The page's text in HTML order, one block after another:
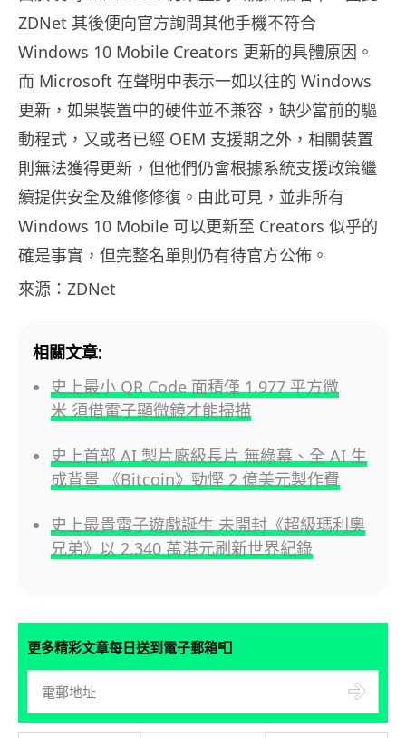
ZDNet 其後便向官方詢問其他手機不符合
Windows 10 Mobile Creators 更新的具體原因。
而 Microsoft 在聲明中表示一如以往的 Windows
更新，如果裝置中的硬件並不兼容，缺少當前的驅
動程式，又或者已經 OEM 支援期之外，相關裝置
則無法獲得更新，但他們仍會根據系統支援政策繼
續提供安全及維修修復。由此可見，並非所有
Windows 10 Mobile 可以更新至 Creators 似乎的
確是事實，但完整名單則仍有待官方公佈。
來源：ZDNet
相關文章:
史上最小 QR Code 面積僅 1.977 平方微
米 須借電子顯微鏡才能掃描
史上首部 AI 製片廠級長片 無綠幕、全 AI 生
成背景 《Bitcoin》勁慳 2 億美元製作費
史上最貴電子遊戲誕生 未開封《超級瑪利奧
兄弟》以 2,340 萬港元刷新世界紀錄
更多精彩文章每日送到電子郵箱📮